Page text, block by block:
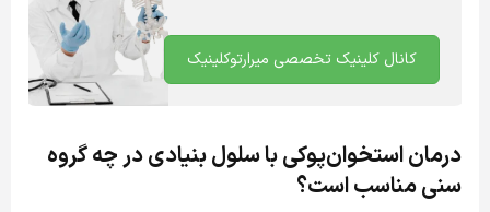
کانال کلینیک تخصصی میرارتوکلینیک
درمان استخوان‌پوکی با سلول بنیادی در چه گروه
سنی مناسب است؟